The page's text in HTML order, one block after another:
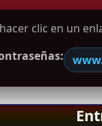
clic en un